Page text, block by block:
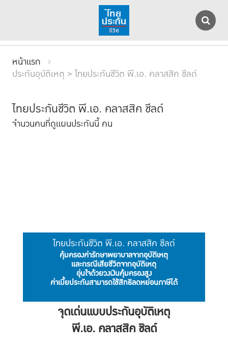
หน้าแรก
ประกันอุบัติเหตุ > ไทยประกันชีวิต พี.เอ. คลาสสิค ชีลด์
ไทยประกันชีวิต พี.เอ. คลาสสิค ชีลด์
จำนวนคนที่ดูแผนประกันนี้คน
ไทยประกันชีวิต พี.เอ. คลาสสิค ชีลด์
คุ้มครองค่ารักษาพยาบาลจากอุบัติเหตุ
และกรณีเสียชีวิตจากอุบัติเหตุ
อุ่นใจด้วยวงเงินคุ้มครองสูง
ค่าเบี้ยประกันสามารถใช้สิทธิลดหย่อนภาษีได้
จุดเด่นแบบประกันอุบัติเหตุ
พี.เอ. คลาสสิค ชิลด์